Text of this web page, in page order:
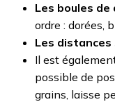
Les boules
ordre : dorées,
Les
Il est
possible de
grains, laisse